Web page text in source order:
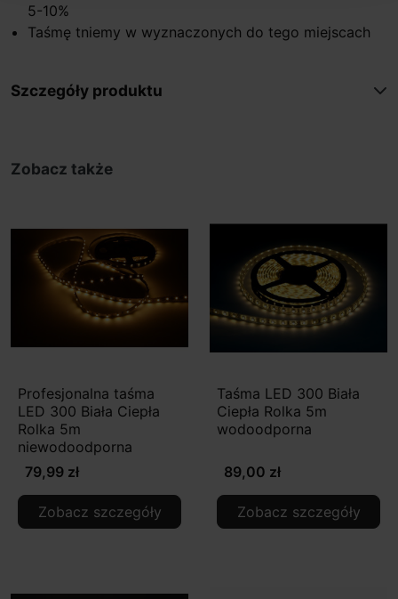
5-10%
Taśmę tniemy w wyznaczonych do tego miejscach
Szczegóły produktu
Zobacz także
Profesjonalna taśma
LED 300 Biała Ciepła
Rolka 5m
niewodoodporna
79,99 zł
Zobacz szczegóły
Taśma LED 300 Biała
Ciepła Rolka 5m
wodoodporna
89,00 zł
Zobacz szczegóły